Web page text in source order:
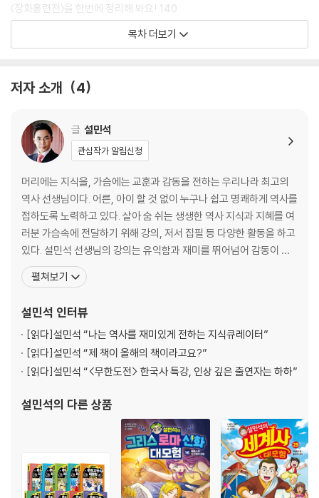
〈장화홍련전〉을 한번에 정리해 봐요! 140
교수님! 〈장화홍련전〉은 어떤 책이에요? 142
설쌤! 옛날 사람들은 어떻게 살았어요? 144
읽고 푸는 문해력 퀴즈 149
목차 더보기
저자 소개 4
글 설민석
관심작가 알림신청
머리에는 지식을, 가슴에는 교훈과 감동을 전하는 우리나라 최고의
역사 선생님이다. 어른, 아이 할 것 없이 누구나 쉽고 명쾌하게 역사를
접하도록 노력하고 있다. 살아 숨 쉬는 생생한 역사 지식과 지혜를 여
러분 가슴속에 전달하기 위해 강의, 저서 집필 등 다양한 활동을 하고
있다. 설민석 선생님의 강의는 유익함과 재미를 뛰어넘어 감동이 있
다. 사람들이 원하는 메시지, 대중들에게 꼭 필요한 지식을 한국사와
접목하여 남녀노소 누구나 이해하기 쉽게 전달한다. ‘한국사는 지루
운 콘텐츠로 인식된다. 20년 이상을 수험생들을
펼쳐보기
설민석 인터뷰
[읽다]설민석 “나는 역사를 재미있게 전하는 지식큐레이터”
[읽다]설민석 “제 책이 올해의 책이라고요?”
[읽다]설민석 “<무한도전> 한국사 특강, 인상 깊은 출연자는 하하”
설민석의 다른 상품